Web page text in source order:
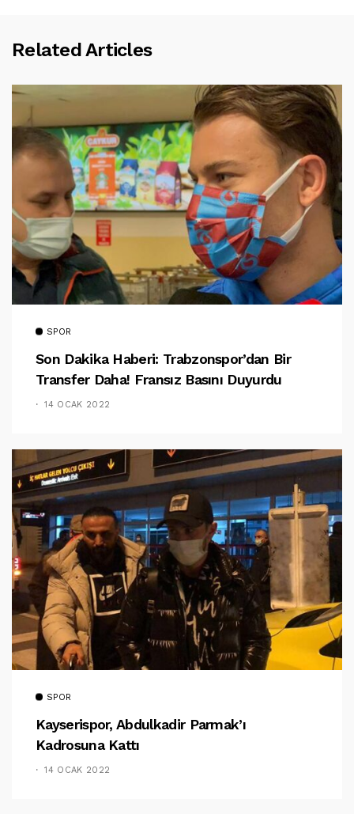
Related Articles
SPOR
Son Dakika Haberi: Trabzonspor’dan Bir
Transfer Daha! Fransız Basını Duyurdu
14 OCAK 2022
SPOR
Kayserispor, Abdulkadir Parmak’ı
Kadrosuna Kattı
14 OCAK 2022